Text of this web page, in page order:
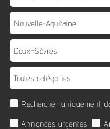
Rechercher uniquement
Annonces urgentes